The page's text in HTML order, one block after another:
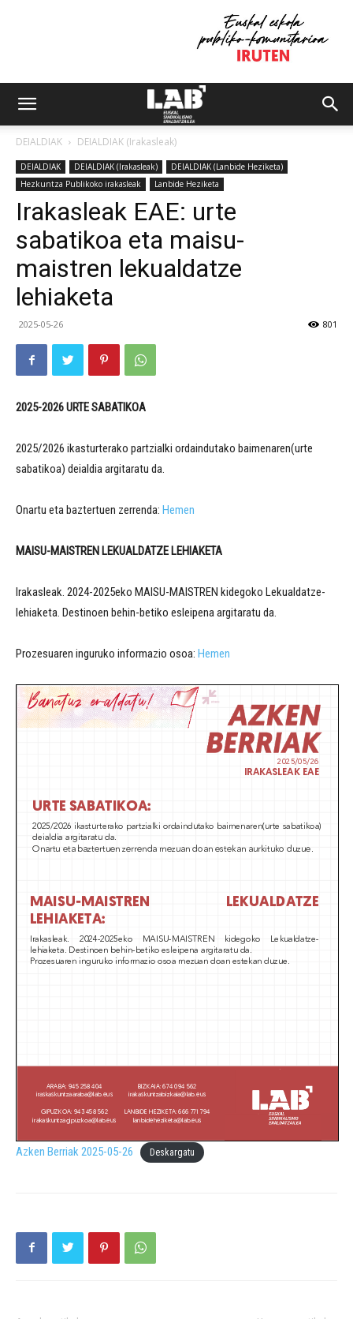
DEIALDIAK DEIALDIAK (Irakasleak)
DEIALDIAK DEIALDIAK (Irakasleak)
DEIALDIAK (Lanbide Heziketa)
Hezkuntza Publikoko irakasleak
Lanbide Heziketa
Irakasleak EAE: urte
sabatikoa eta maisu-
maistren lekualdatze
lehiaketa
2025-05-26 801
2025-2026URTE SABATIKOA
2025/2026 ikasturterako partzialki ordaindutako baimenaren(urte
sabatikoa) deialdia argitaratu da.
Onartu eta baztertuen zerrenda: Hemen
MAISU-MAISTREN LEKUALDATZE LEHIAKETA
Irakasleak. 2024-2025eko MAISU-MAISTREN kidegoko Lekualdatze-
lehiaketa. Destinoen behin-betiko esleipena argitaratu da.
Prozesuaren inguruko informazio osoa: Hemen
Azken Berriak 2025-05-26 Deskargatu